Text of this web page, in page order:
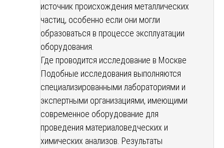
источник происхождения металлических
частиц, особенно если они могли
образоваться в процессе эксплуатации
оборудования.
Где проводится исследование в Москве
Подобные исследования выполняются
специализированными лабораториями и
экспертными организациями, имеющими
современное оборудование для
проведения материаловедческих и
химических анализов. Результаты